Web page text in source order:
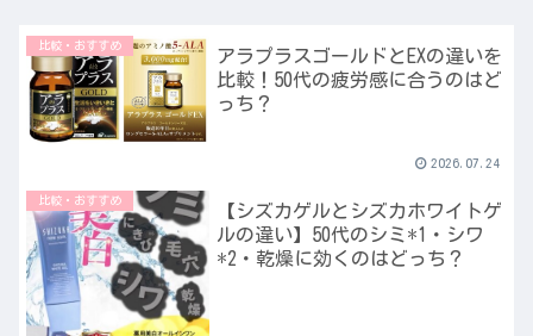
比較・おすすめ
アラプラスゴールドとEXの違いを
比較！50代の疲労感に合うのはど
っち？
2026.07.24
比較・おすすめ
【シズカゲルとシズカホワイトゲ
ルの違い】50代のシミ*1・シワ
*2・乾燥に効くのはどっち？